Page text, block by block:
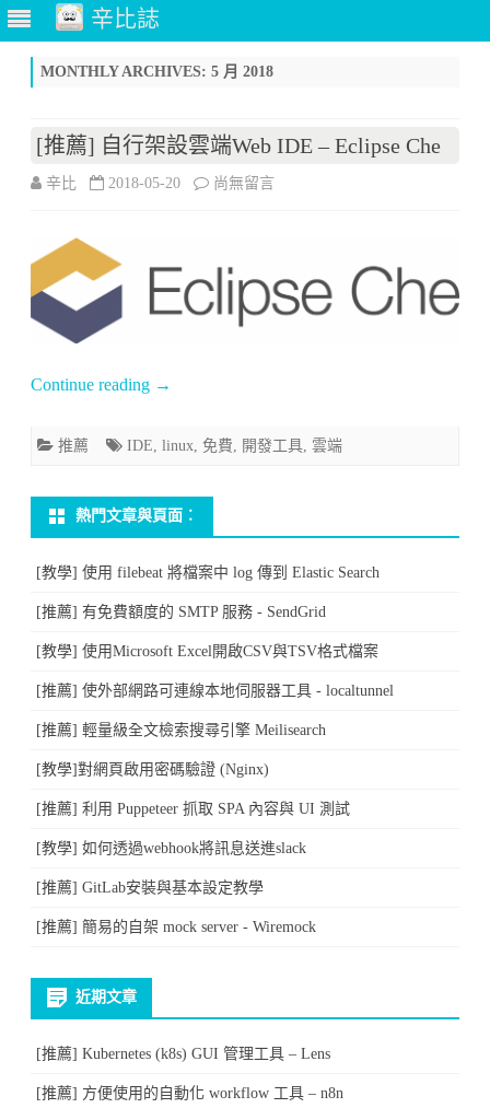
辛比誌
to
MONTHLY ARCHIVES: 5 月 2018
[推薦] 自行架設雲端Web IDE – Eclipse Che
辛比 2018-05-20 在
雲
IDE
–
Eclipse
Che〉
尚無留言
Continue reading →
推薦 IDE linux 免費 開發工具 雲端
熱門文章與頁面︰
[教學] 使用 filebeat 將檔案中 log 傳到 Elastic Search
[推薦] 有免費額度的 SMTP 服務 - SendGrid
[教學] 使用Microsoft Excel開啟CSV與TSV格式檔案
[推薦] 使外部網路可連線本地伺服器工具 - localtunnel
[推薦] 輕量級全文檢索搜尋引擎 Meilisearch
[教學]對網頁啟用密碼驗證 (Nginx)
[推薦] 利用 Puppeteer 抓取 SPA 內容與 UI 測試
[教學] 如何透過webhook將訊息送進slack
[推薦] GitLab安裝與基本設定教學
[推薦] 簡易的自架 mock server - Wiremock
近期文章
[推薦] Kubernetes (k8s) GUI 管理工具 – Lens
[推薦] 方便使用的自動化 workflow 工具 – n8n